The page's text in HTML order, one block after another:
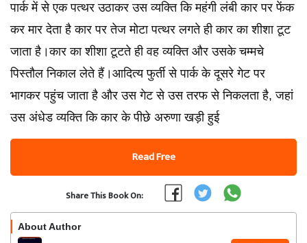
पार्क में से एक पत्थर उठाकर उस व्यक्ति कि महंगी लंबी कार पर फेंक
कर मार देता है कार पर तेज मोटा पत्थर लगते ही कार का शीशा टूट
जाता है।कार का शीशा टूटते ही वह व्यक्ति और उसके चम्मचे
पिस्तौल निकाल लेते हैं।आदित्य फुर्ती से पार्क के दूसरे गेट पर
भागकर पहुंच जाता है और उस गेट से उस तरफ से निकलता है, जहां
उस अंधेड व्यक्ति कि कार के पीछे अरुणा खड़ी हुई
Read Free
Share This Book On:
About Author